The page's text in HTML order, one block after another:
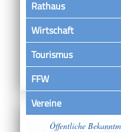
Rathaus
Wirtschaft
Tourismus
FFW
VereineSatzungen
Öffentliche